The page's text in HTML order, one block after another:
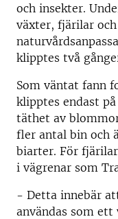
och insekter.
växter, fjärilar
klipptes två
Som väntat fann
klipptes endast
täthet av
fler antal bin och
biarter. För
i vägrenar som
- Detta innebär
användas som